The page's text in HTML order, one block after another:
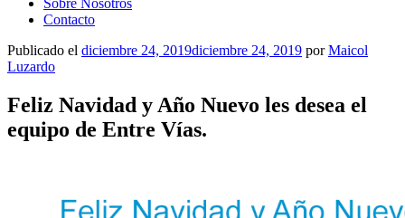
Sobre Nosotros
Contacto
Publicado el diciembre 24, 2019diciembre 24, 2019 porMaicol
Luzardo
Feliz Navidad y Año Nuevo les desea el
equipo de Entre Vías.